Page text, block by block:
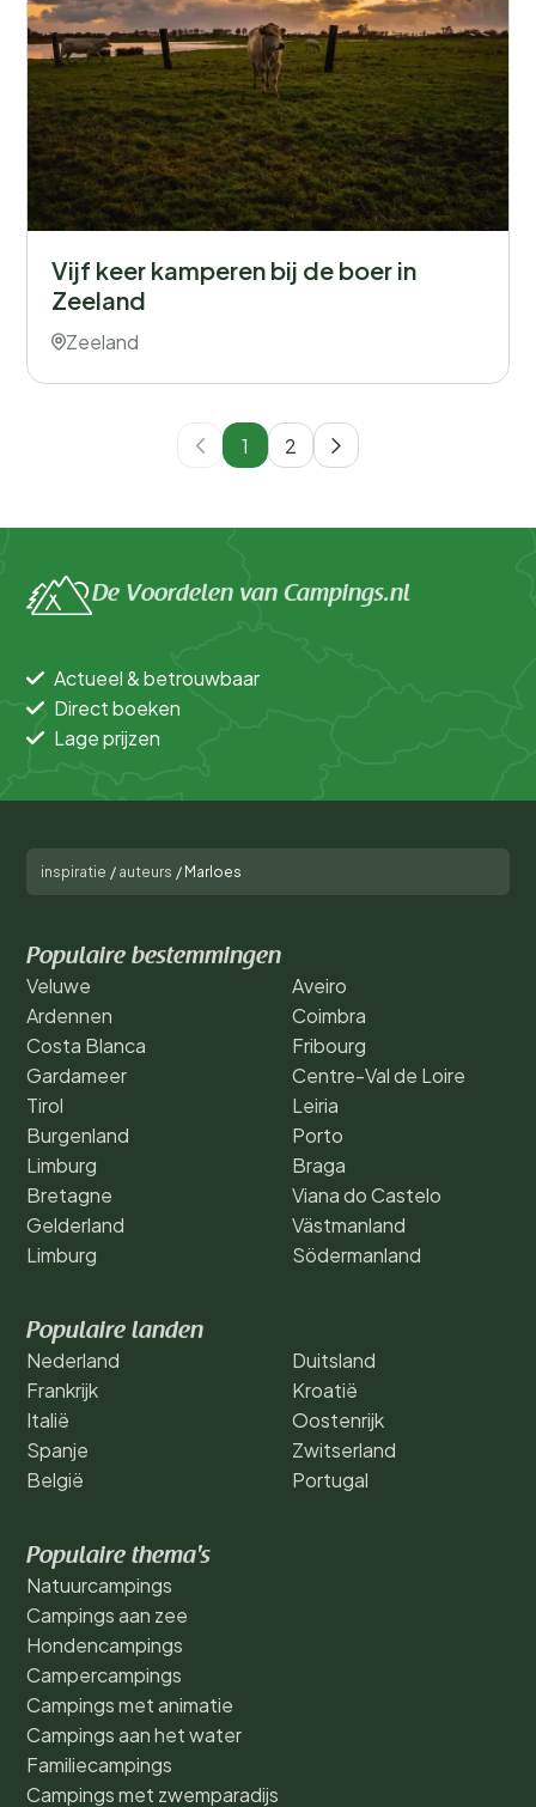
Vijf keer kamperen bij de boer in
Zeeland
Zeeland
1 2
De Voordelen van Campings.nl
Actueel & betrouwbaar
Direct boeken
Lage prijzen
inspiratie / auteurs / Marloes
Populaire bestemmingen
Veluwe
Ardennen
Costa Blanca
Gardameer
Tirol
Burgenland
Limburg
Bretagne
Gelderland
Limburg
Aveiro
Coimbra
Fribourg
Centre-Val de Loire
Leiria
Porto
Braga
Viana do Castelo
Västmanland
Södermanland
Populaire landen
Nederland
Frankrijk
Italië
Spanje
België
Duitsland
Kroatië
Oostenrijk
Zwitserland
Portugal
Populaire thema's
Natuurcampings
Campings aan zee
Hondencampings
Campercampings
Campings met animatie
Campings aan het water
Familiecampings
Campings met zwemparadijs